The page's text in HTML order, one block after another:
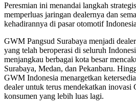
Peresmian ini menandai langkah
memperluas jaringan dealernya dan
kehadirannya di pasar otomotif
GWM Pangsud Surabaya menjadi
yang telah beroperasi di seluruh
menjangkau berbagai kota besar
Surabaya, Medan, dan Pekanbaru.
GWM Indonesia menargetkan
dealer untuk terus mendekatkan inovasi
konsumen yang lebih luas lagi.